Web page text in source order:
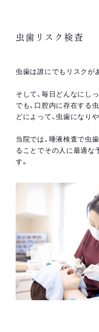
虫歯リスク検査
虫歯は誰にでもリスクが
そして、毎日どんなにし
でも、口腔内に存在する
どによって、虫歯になり
当院では、唾液検査で虫
ることでその人に最適な
す。